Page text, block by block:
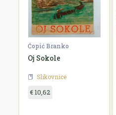
Ćopić Branko
Oj Sokole
Slikovnice
€ 10,62